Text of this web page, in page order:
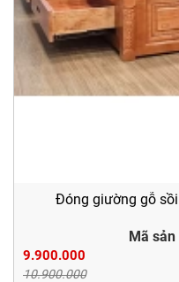
Đóng giường gỗ
Mã
9.900.000
10.900.000